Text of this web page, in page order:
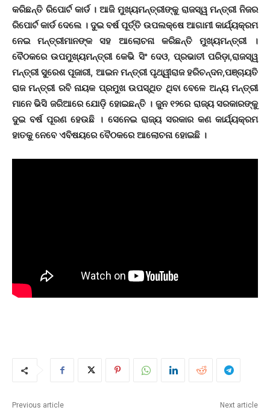
କରିଛନ୍ତି ରିପୋର୍ଟ କାର୍ଡ । ଆଜି ମୁଖ୍ୟମନ୍ତ୍ରୀଙ୍କୁ ରାଜସ୍ୱ ମନ୍ତ୍ରୀ ନିଜର
ରିପୋର୍ଟ କାର୍ଡ ଦେଲେ । ଦୁଇ ବର୍ଷ ପୂର୍ତ୍ତି ଉପଲକ୍ଷେ ଆଗାମୀ କାର୍ଯ୍ୟକ୍ରମ
ନେଇ ମନ୍ତ୍ରୀମାନଙ୍କ ସହ ଆଲୋଚନା କରିଛନ୍ତି ମୁଖ୍ୟମନ୍ତ୍ରୀ ।
ବୈଠକରେ ଉପମୁଖ୍ୟମନ୍ତ୍ରୀ କେଭି ସିଂ ଦେଓ, ପ୍ରଭାତୀ ପରିଡ଼ା,ରାଜସ୍ୱ
ମନ୍ତ୍ରୀ ସୁରେଶ ପୂଜାରୀ, ଆଇନ ମନ୍ତ୍ରୀ ପୃଥ୍ୱୀରାଜ ହରିଚନ୍ଦନ,ପଞ୍ଚାୟତି
ରାଜ ମନ୍ତ୍ରୀ ରବି ନାୟକ ପ୍ରମୁଖ ଉପସ୍ଥିତ ଥିବା ବେଳେ ଅନ୍ୟ ମନ୍ତ୍ରୀ
ମାନେ ଭିସି ଜରିଆରେ ଯୋଡ଼ି ହୋଇଛନ୍ତି । ଜୁନ ୧୨ରେ ରାଜ୍ୟ ସରକାରଙ୍କୁ
ଦୁଇ ବର୍ଷ ପୂରଣ ହେଉଛି । ସେନେଇ ରାଜ୍ୟ ସରକାର କଣ କାର୍ଯ୍ୟକ୍ରମ
ହାତକୁ ନେବେ ଏବିଷୟରେ ବୈଠକରେ ଆଲୋଚନା ହୋଇଛି ।
Previous article Next article